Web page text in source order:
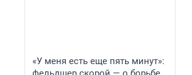
«У меня есть еще пять минут»: